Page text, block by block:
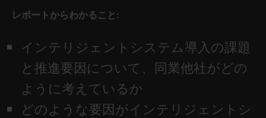
レポートからわかること:
インテリジェントシステム導入の課題
と推進要因について、同業他社がどの
ように考えているか
どのような要因がインテリジェントシ